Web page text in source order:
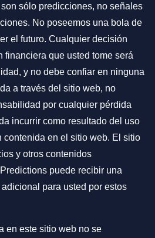
sólo predicciones, no señales
No poseemos una bola de
el futuro. Cualquier decisión
financiera que usted tome será
y no debe confiar en ninguna
a través del sitio web, no
por cualquier pérdida
incurrir como resultado del uso
contenida en el sitio web. El sitio
y otros contenidos
puede recibir una
para usted por estos
en este sitio web no se